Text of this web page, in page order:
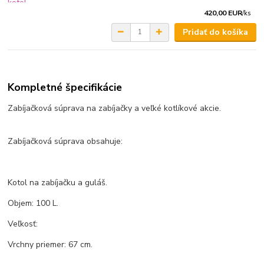
420,00 EUR/ks
Pridať do košíka
Kompletné špecifikácie
Zabíjačková súprava na zabíjačky a veľké kotlíkové akcie.
Zabíjačková súprava obsahuje:
Kotol na zabíjačku a guláš.
Objem: 100 L.
Veľkosť:
Vrchny priemer: 67 cm.